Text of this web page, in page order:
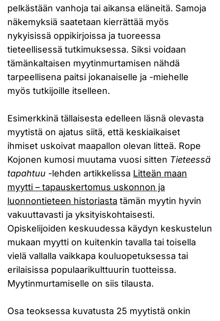
pelkästään vanhoja tai aikansa eläneitä. Samoja
näkemyksiä saatetaan kierrättää myös
nykyisissä oppikirjoissa ja tuoreessa
tieteellisessä tutkimuksessa. Siksi voidaan
tämänkaltaisen myytinmurtamisen nähdä
tarpeellisena paitsi jokanaiselle ja -miehelle
myös tutkijoille itselleen.
Esimerkkinä tällaisesta edelleen läsnä olevasta
myytistä on ajatus siitä, että keskiaikaiset
ihmiset uskoivat maapallon olevan litteä. Rope
Kojonen kumosi muutama vuosi sitten Tieteessä
tapahtuu -lehden artikkelissa Litteän maan
myytti – tapauskertomus uskonnon ja
luonnontieteen historiasta tämän myytin hyvin
vakuuttavasti ja yksityiskohtaisesti.
Opiskelijoiden keskuudessa käydyn keskustelun
mukaan myytti on kuitenkin tavalla tai toisella
vielä vallalla vaikkapa kouluopetuksessa tai
erilaisissa populaarikulttuurin tuotteissa.
Myytinmurtamiselle on siis tilausta.
Osa teoksessa kuvatusta 25 myytistä onkin